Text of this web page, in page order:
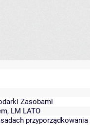
Zasobami
LM LATO
przyporządkowania